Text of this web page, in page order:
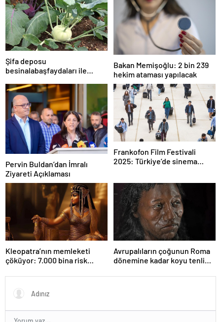
Şifa deposu
besinalabaşfaydaları ile
koruyan mucize besin
alabaş…
Bakan Memişoğlu: 2 bin 239
hekim ataması yapılacak
Pervin Buldan’dan İmralı
Ziyareti Açıklaması
Frankofon Film Festivali
2025: Türkiye’de sinema
Kleopatra’nın memleketi
çöküyor: 7.000 bina risk
Avrupalıların çoğunun Roma
dönemine kadar koyu tenli